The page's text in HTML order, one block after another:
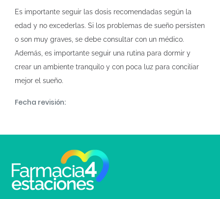
Es importante seguir las dosis recomendadas según la
edad y no excederlas. Si los problemas de sueño persisten
o son muy graves, se debe consultar con un médico.
Además, es importante seguir una rutina para dormir y
crear un ambiente tranquilo y con poca luz para conciliar
mejor el sueño.
Fecha revisión: